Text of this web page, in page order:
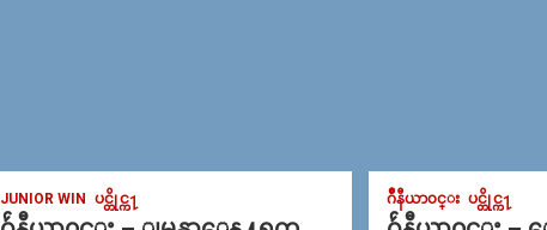
JUNIOR WIN ပင္တိုင္က႑ ဂ်ဳနီယာ၀င္း ပင္တိုင္က႑